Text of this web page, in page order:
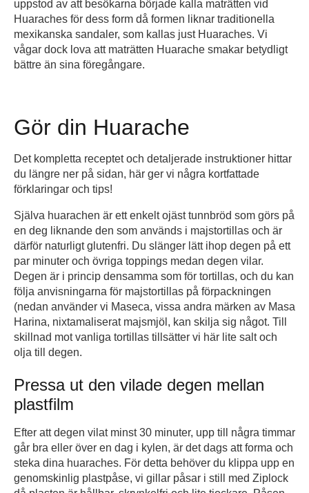
uppstod av att besökarna började kalla maträtten vid
Huaraches för dess form då formen liknar traditionella
mexikanska sandaler, som kallas just Huaraches. Vi
vågar dock lova att maträtten Huarache smakar betydligt
bättre än sina föregångare.
Gör din Huarache
Det kompletta receptet och detaljerade instruktioner hittar
du längre ner på sidan, här ger vi några kortfattade
förklaringar och tips!
Själva huarachen är ett enkelt ojäst tunnbröd som görs på
en deg liknande den som används i majstortillas och är
därför naturligt glutenfri. Du slänger lätt ihop degen på ett
par minuter och övriga toppings medan degen vilar.
Degen är i princip densamma som för tortillas, och du kan
följa anvisningarna för majstortillas på förpackningen
(nedan använder vi Maseca, vissa andra märken av Masa
Harina, nixtamaliserat majsmjöl, kan skilja sig något. Till
skillnad mot vanliga tortillas tillsätter vi här lite salt och
olja till degen.
Pressa ut den vilade degen mellan
plastfilm
Efter att degen vilat minst 30 minuter, upp till några timmar
går bra eller över en dag i kylen, är det dags att forma och
steka dina huaraches. För detta behöver du klippa upp en
genomskinlig plastpåse, vi gillar påsar i still med Ziplock